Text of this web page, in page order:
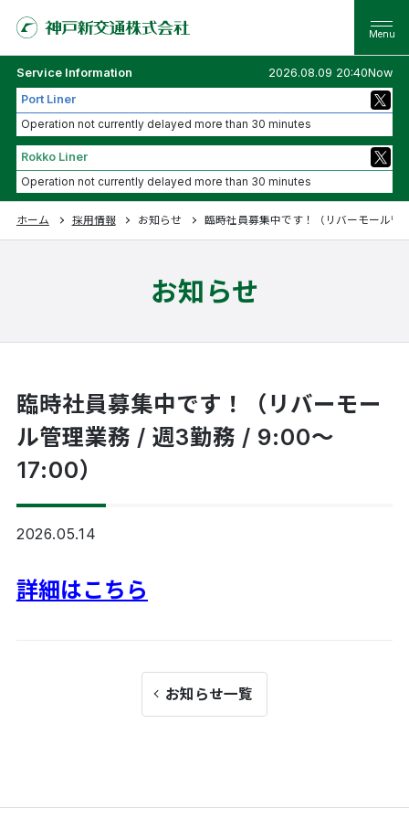
Service Information
2026.08.09 20:40Now
Port Liner
Operation not currently delayed more than 30 minutes
Rokko Liner
Operation not currently delayed more than 30 minutes
ホーム 採用情報 お知らせ 臨時社員募集中です！（リバーモール
お知らせ
臨時社員募集中です！（リバーモー
ル管理業務 / 週3勤務 / 9:00～
17:00）
2026.05.14
詳細はこちら
お知らせ一覧